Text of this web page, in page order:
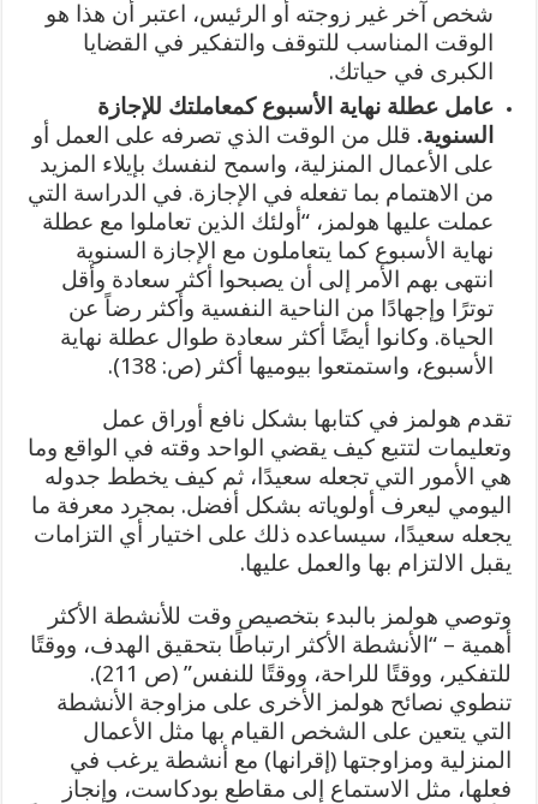
شخص آخر غير زوجته أو الرئيس، اعتبر أن هذا هو
الوقت المناسب للتوقف والتفكير في القضايا
الكبرى في حياتك.
عامل عطلة نهاية الأسبوع كمعاملتك للإجازة
السنوية. قلل من الوقت الذي تصرفه على العمل أو
على الأعمال المنزلية، واسمح لنفسك بإيلاء المزيد
من الاهتمام بما تفعله في الإجازة. في الدراسة التي
عملت عليها هولمز، “أولئك الذين تعاملوا مع عطلة
نهاية الأسبوع كما يتعاملون مع الإجازة السنوية
انتهى بهم الأمر إلى أن يصبحوا أكثر سعادة وأقل
توترًا وإجهادًا من الناحية النفسية وأكثر رضاً عن
الحياة. وكانوا أيضًا أكثر سعادة طوال عطلة نهاية
الأسبوع، واستمتعوا بيوميها أكثر (ص: 138).
تقدم هولمز في كتابها بشكل نافع أوراق عمل
وتعليمات لتتبع كيف يقضي الواحد وقته في الواقع وما
هي الأمور التي تجعله سعيدًا، ثم كيف يخطط جدوله
اليومي ليعرف أولوياته بشكل أفضل. بمجرد معرفة ما
يجعله سعيدًا، سيساعده ذلك على اختيار أي التزامات
يقبل الالتزام بها والعمل عليها.
وتوصي هولمز بالبدء بتخصيص وقت للأنشطة الأكثر
أهمية – “الأنشطة الأكثر ارتباطًا بتحقيق الهدف، ووقتًا
للتفكير، ووقتًا للراحة، ووقتًا للنفس” (ص 211).
تنطوي نصائح هولمز الأخرى على مزاوجة الأنشطة
التي يتعين على الشخص القيام بها مثل الأعمال
المنزلية ومزاوجتها (إقرانها) مع أنشطة يرغب في
فعلها، مثل الاستماع إلى مقاطع بودكاست، وإنجاز